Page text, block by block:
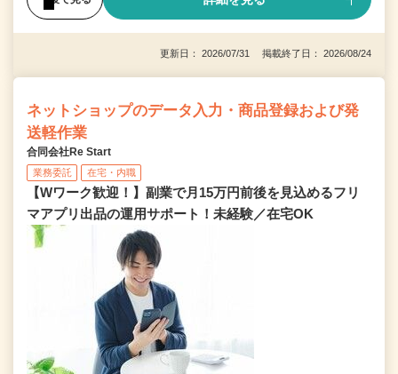
更新日： 2026/07/31 掲載終了日： 2026/08/24
ネットショップのデータ入力・商品登録および発
送軽作業
合同会社Re Start
業務委託 在宅・内職
【Wワーク歓迎！】副業で月15万円前後を見込めるフリ
マアプリ出品の運用サポート！未経験／在宅OK